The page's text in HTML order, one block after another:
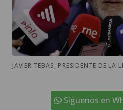
JAVIER TEBAS, PRESIDENTE DE LA
Síguenos en